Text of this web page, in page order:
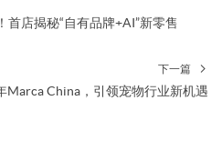
店揭秘“自有品牌+AI”新零售
下一篇
Marca China，引领宠物行业新机遇